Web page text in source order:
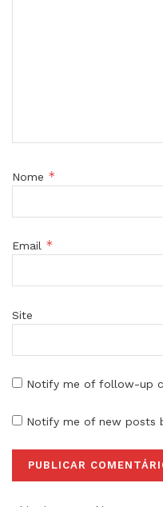
Nome *
Email *
Site
Notify me of follow-up
Notify me of new posts